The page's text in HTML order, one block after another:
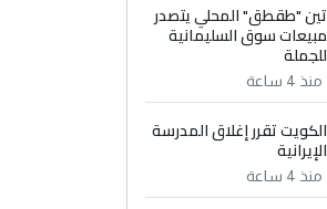
تين "طقطق" المحلي يتصدر
مبيعات سوق السليمانية
للجملة
منذ 4 ساعة
الكويت تقرر إغلاق المدرسة
الإيرانية
منذ 4 ساعة